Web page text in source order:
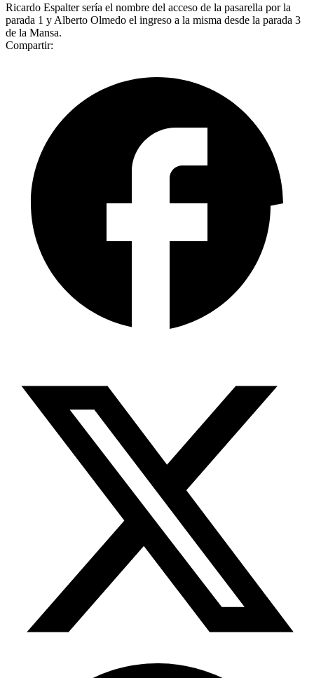
Ricardo Espalter sería el nombre del acceso de la pasarella por la
parada 1 y Alberto Olmedo el ingreso a la misma desde la parada 3
de la Mansa.
Compartir: